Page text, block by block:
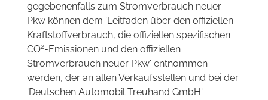
gegebenenfalls zum Stromverbrauch neuer
Pkw können dem 'Leitfaden über den offiziellen
Kraftstoffverbrauch, die offiziellen spezifischen
CO2-Emissionen und den offiziellen
Stromverbrauch neuer Pkw' entnommen
werden, der an allen Verkaufsstellen und bei der
'Deutschen Automobil Treuhand GmbH'